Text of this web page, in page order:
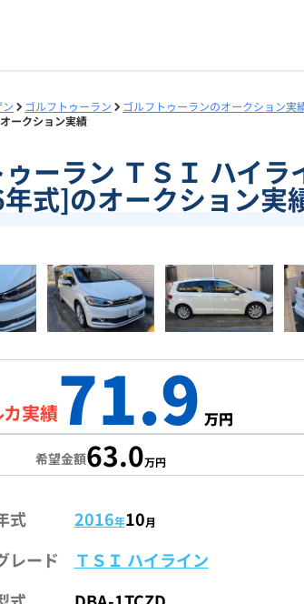
ゴルフトゥーラン
ゴルフトゥーランのオークション実
ークション実績
ーラン ＴＳＩ ハイ
式]のオークション実
実績71.9 万円
希望金額63.0万円
式 2016年10月
レード
ＴＳＩ ハイライン